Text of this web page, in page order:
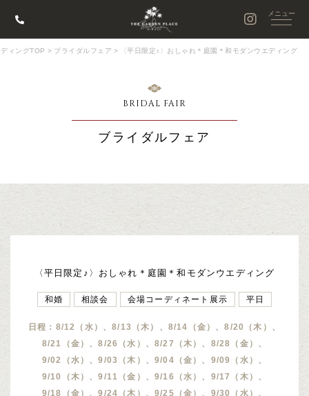
ィングTOP > ブライダルフェア > 〈平日限定♪〉おしゃれ＊庭園＊和モダンウエディング
BRIDAL FAIR
ブライダルフェア
〈平日限定♪〉おしゃれ＊庭園＊和モダンウエディング
和婚 相談会 会場コーディネート展示 平日
日程：8/12（水）、8/13（木）、8/14（金）、8/20（木）、
8/21（金）、8/26（水）、8/27（木）、8/28（金）、
9/02（水）、9/03（木）、9/04（金）、9/09（水）、
9/10（木）、9/11（金）、9/16（水）、9/17（木）、
9/18（金）、9/24（木）、9/25（金）、9/30（水）、